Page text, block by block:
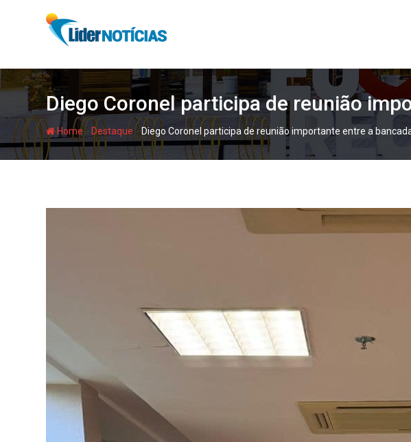
Diego Coronel participa de reunião
Home - Destaque -Diego Coronel participa de reunião importante entre a